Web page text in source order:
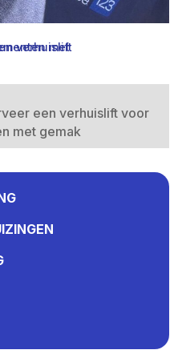
een verhuislift voor
met gemak